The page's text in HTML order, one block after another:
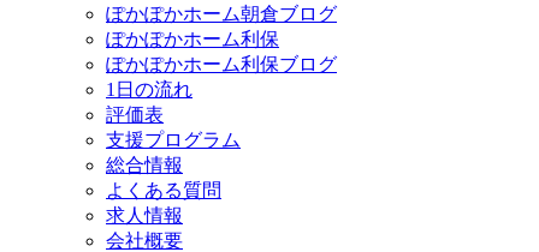
ぽかぽかホーム朝倉ブログ
ぽかぽかホーム利保
ぽかぽかホーム利保ブログ
1日の流れ
評価表
支援プログラム
総合情報
よくある質問
求人情報
会社概要